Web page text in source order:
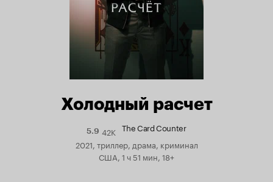
Холодный расчет
5.9Рейтинг
5.9
42K The Card Counter
2021, триллер, драма, криминал
США, 1 ч 51 мин, 18+